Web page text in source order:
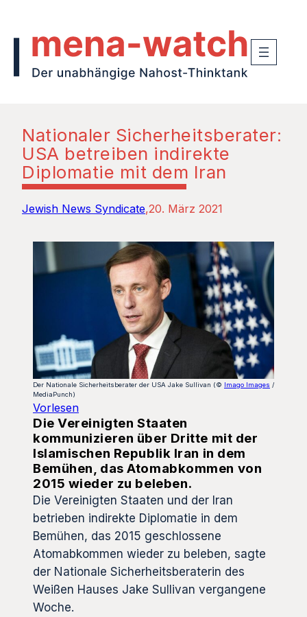
Nationaler Sicherheitsberater:
USA betreiben indirekte
Diplomatie mit dem Iran
Jewish News Syndicate 20. März 2021
Der Nationale Sicherheitsberater der USA Jake Sullivan (© Imago Images /
MediaPunch)
Vorlesen
Die Vereinigten Staaten
kommunizieren über Dritte mit der
Islamischen Republik Iran in dem
Bemühen, das Atomabkommen von
2015 wieder zu beleben.
Die Vereinigten Staaten und der Iran
betrieben indirekte Diplomatie in dem
Bemühen, das 2015 geschlossene
Atomabkommen wieder zu beleben, sagte
der Nationale Sicherheitsberaterin des
Weißen Hauses Jake Sullivan vergangene
Woche.